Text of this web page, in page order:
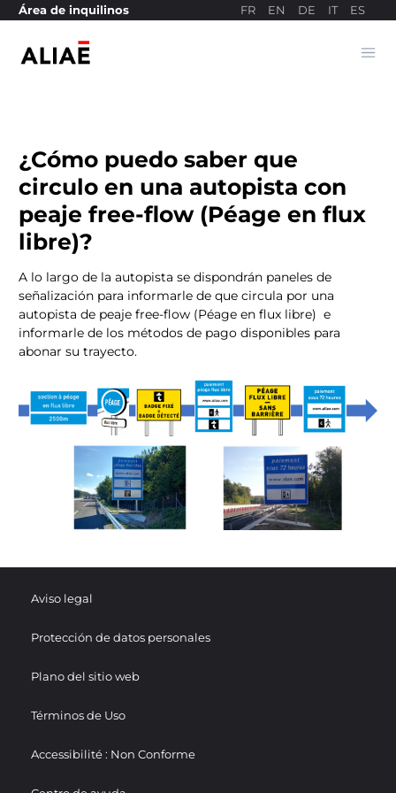
Área de inquilinos FR EN DE IT ES
Sitio web de pagos
¿Cómo puedo saber que
circulo en una autopista con
peaje free-flow (Péage en flux
libre)?
A lo largo de la autopista se dispondrán paneles de
señalización para informarle de que circula por una
autopista de peaje free-flow (Péage en flux libre) e
informarle de los métodos de pago disponibles para
abonar su trayecto.
Aviso legal
Protección de datos personales
Plano del sitio web
Términos de Uso
Accessibilité : Non Conforme